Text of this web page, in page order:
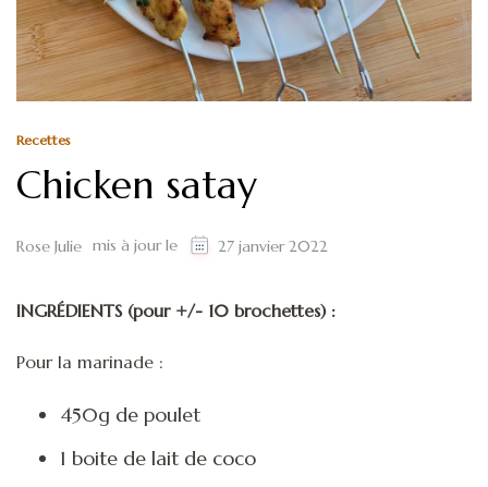
Recettes
Chicken satay
Rose Julie mis à jour le 27 janvier 2022
INGRÉDIENTS (pour +/- 10 brochettes) :
Pour la marinade :
450g de poulet
1 boite de lait de coco